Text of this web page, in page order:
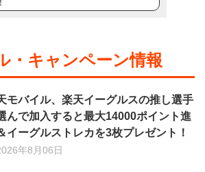
・キャンペーン情報
モバイル、楽天イーグルスの推し選手
んで加入すると最大14000ポイント進
イーグルストレカを3枚プレゼント！
年8月06日